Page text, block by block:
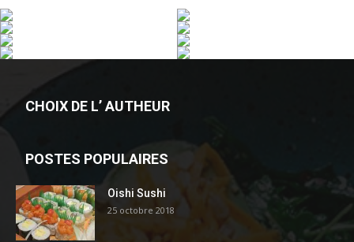
CHOIX DE L’ AUTHEUR
POSTES POPULAIRES
Oishi Sushi
25 octobre 2018